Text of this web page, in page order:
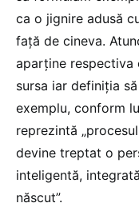
ca o jignire adusă
față de cineva.
aparține respectiva
sursa iar definiția
exemplu, conform
reprezintă
devine treptat o
inteligentă,
născut”.